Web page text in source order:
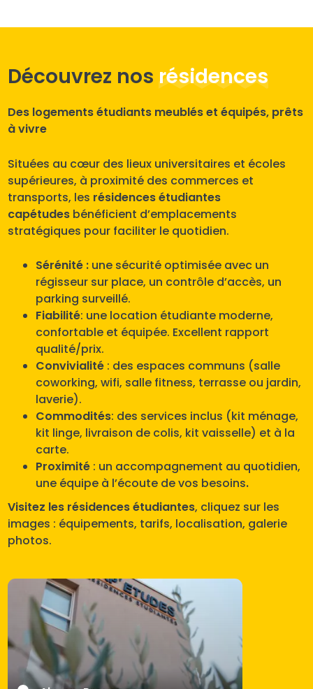
Découvrez nos résidences
Des logements étudiants meublés et équipés, prêts
à vivre
Situées au cœur des lieux universitaires et écoles
supérieures, à proximité des commerces et
transports, les résidences étudiantes
capétudes bénéficient d’emplacements
stratégiques pour faciliter le quotidien.
Sérénité : une sécurité optimisée avec un
régisseur sur place, un contrôle d’accès, un
parking surveillé.
Fiabilité: une location étudiante moderne,
confortable et équipée. Excellent rapport
qualité/prix.
Convivialité : des espaces communs (salle
coworking, wifi, salle fitness, terrasse ou jardin,
laverie).
Commodités: des services inclus (kit ménage,
kit linge, livraison de colis, kit vaisselle) et à la
carte.
Proximité : un accompagnement au quotidien,
une équipe à l’écoute de vos besoins.
Visitez les résidences étudiantes, cliquez sur les
images : équipements, tarifs, localisation, galerie
photos.